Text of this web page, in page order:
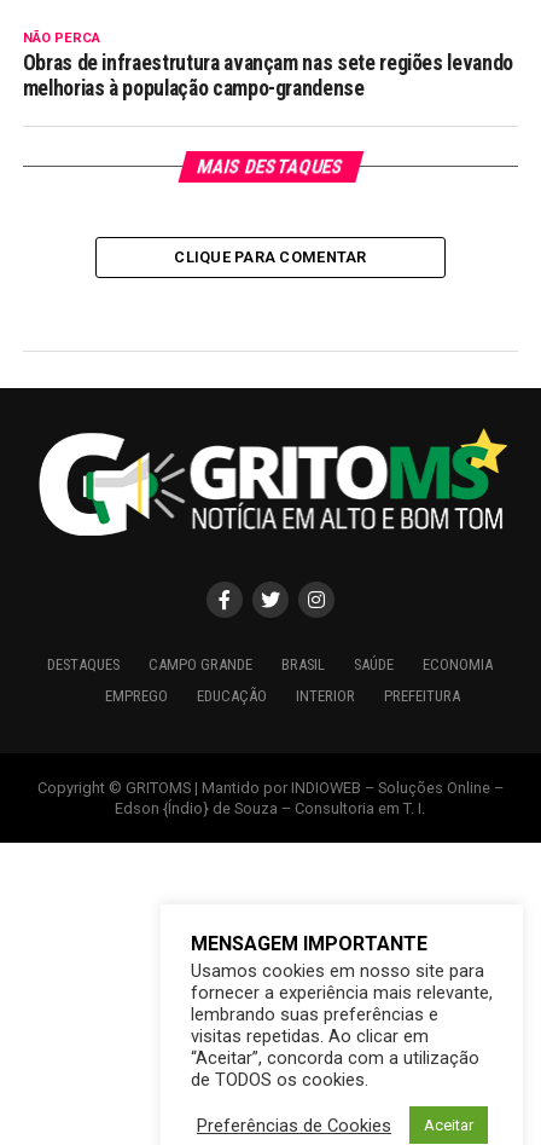
NÃO PERCA
Obras de infraestrutura avançam nas sete regiões levando
melhorias à população campo-grandense
MAIS DESTAQUES
CLIQUE PARA COMENTAR
DESTAQUES CAMPO GRANDE BRASIL SAÚDE
ECONOMIA
EMPREGO
EDUCAÇÃO INTERIOR PREFEITURA
Copyright © GRITOMS | Mantido por INDIOWEB – Soluções Online –
Edson {Índio} de Souza – Consultoria em T. I.
MENSAGEM IMPORTANTE
Usamos cookies em nosso site para
fornecer a experiência mais relevante,
lembrando suas preferências e
visitas repetidas. Ao clicar em
“Aceitar”, concorda com a utilização
de TODOS os cookies.
Preferências de Cookies Aceitar